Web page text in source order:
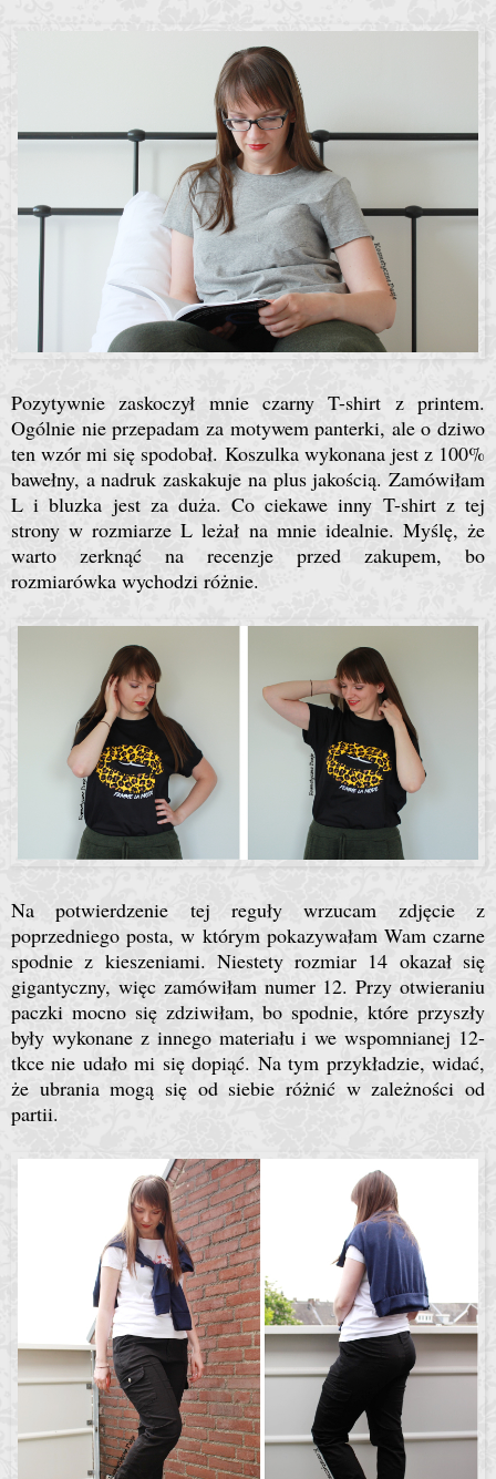
Pozytywnie zaskoczył mnie czarny T-shirt z printem.
Ogólnie nie przepadam za motywem panterki, ale o dziwo
ten wzór mi się spodobał. Koszulka wykonana jest z 100%
bawełny, a nadruk zaskakuje na plus jakością. Zamówiłam
L i bluzka jest za duża. Co ciekawe inny T-shirt z tej
strony w rozmiarze L leżał na mnie idealnie. Myślę, że
warto zerknąć na recenzje przed zakupem, bo
rozmiarówka wychodzi różnie.
Na potwierdzenie tej reguły wrzucam zdjęcie z
poprzedniego posta, w którym pokazywałam Wam czarne
spodnie z kieszeniami. Niestety rozmiar 14 okazał się
gigantyczny, więc zamówiłam numer 12. Przy otwieraniu
paczki mocno się zdziwiłam, bo spodnie, które przyszły
były wykonane z innego materiału i we wspomnianej 12-
tkce nie udało mi się dopiąć. Na tym przykładzie, widać,
że ubrania mogą się od siebie różnić w zależności od
partii.